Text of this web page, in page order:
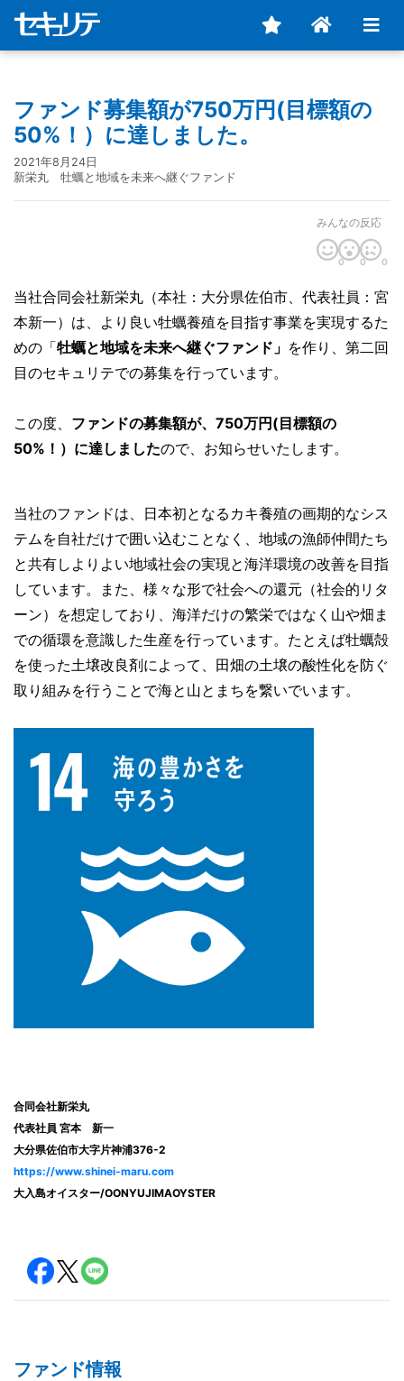
ファンド募集額が750万円(目標額の
50%！）に達しました。
2021年8月24日
新栄丸 牡蠣と地域を未来へ継ぐファンド
みんなの反応
0 0 0
当社合同会社新栄丸（本社：大分県佐伯市、代表社員：宮
本新一）は、より良い牡蠣養殖を目指す事業を実現するた
めの「牡蠣と地域を未来へ継ぐファンド」 を作り、第二回
目のセキュリテでの募集を行っています。
この度、 ファンドの募集額が、750万円(目標額の
50%！）に達しましたので、お知らせいたします。
当社のファンドは、日本初となるカキ養殖の画期的なシス
テムを自社だけで囲い込むことなく、地域の漁師仲間たち
と共有しよりよい地域社会の実現と海洋環境の改善を目指
しています。また、様々な形で社会への還元（社会的リタ
ーン）を想定しており、海洋だけの繁栄ではなく山や畑ま
での循環を意識した生産を行っています。たとえば牡蠣殻
を使った土壌改良剤によって、田畑の土壌の酸性化を防ぐ
取り組みを行うことで海と山とまちを繋いでいます。
合同会社新栄丸
代表社員 宮本 新一
大分県佐伯市大字片神浦376-2
https://www.shinei-maru.com
大入島オイスター/OONYUJIMAOYSTER
ファンド情報